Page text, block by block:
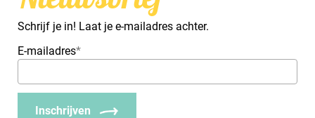
Schrijf je in! Laat je e-mailadres achter.
E-mailadres*
Inschrijven